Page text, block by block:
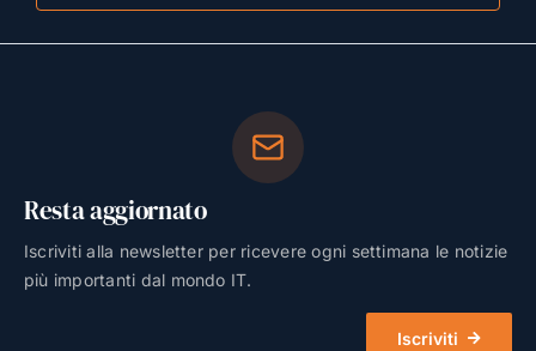
Resta aggiornato
Iscriviti alla newsletter per ricevere ogni settimana le notizie
più importanti dal mondo IT.
Iscriviti